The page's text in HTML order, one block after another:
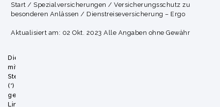
Aktualisiert am: 02 Okt. 2023 Alle Angaben ohne Gewähr
Start / Spezialversicherungen /Versicherungsschutz zu
besonderen Anlässen / Dienstreiseversicherung – Ergo
Die
mit
Sternchen
(*)
gekennzeichneten
Links